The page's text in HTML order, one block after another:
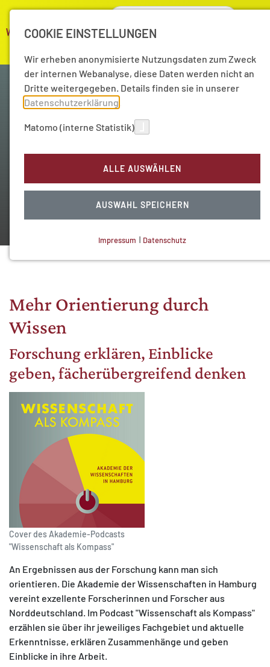
Wissenschaft als Kompass
Unser Akademie-Podcast
Mehr Orientierung durch
Wissen
Forschung erklären, Einblicke
geben, fächerübergreifend denken
Cover des Akademie-Podcasts
"Wissenschaft als Kompass"
An Ergebnissen aus der Forschung kann man sich
orientieren. Die Akademie der Wissenschaften in Hamburg
vereint exzellente Forscherinnen und Forscher aus
Norddeutschland. Im Podcast "Wissenschaft als Kompass"
erzählen sie über ihr jeweiliges Fachgebiet und aktuelle
Erkenntnisse, erklären Zusammenhänge und geben
Einblicke in ihre Arbeit.
COOKIE EINSTELLUNGEN
Wir erheben anonymisierte Nutzungsdaten zum Zweck
der internen Webanalyse, diese Daten werden nicht an
Dritte weitergegeben. Details finden sie in unserer
Datenschutzerklärung
Matomo (interne Statistik)
ALLE AUSWÄHLEN
AUSWAHL SPEICHERN
MATOMO (INTERNE STATISTIK)
Statistik Cookies erfassen Informationen anonym.
Diese Informationen helfen uns zu verstehen, wie
unsere Besucher unsere Website nutzen.
Matomo
Impressum | Datenschutz